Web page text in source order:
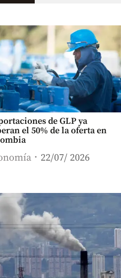
de GLP ya
el 50% de la oferta en
22/07/ 2026